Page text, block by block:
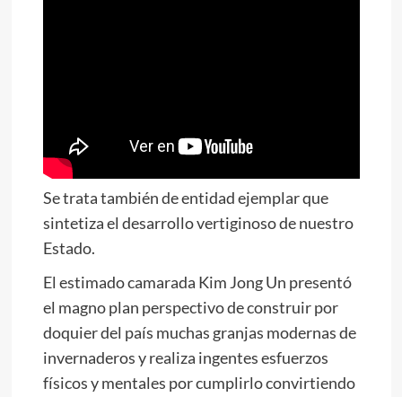
Se trata también de entidad ejemplar que
sintetiza el desarrollo vertiginoso de nuestro
Estado.
El estimado camarada Kim Jong Un presentó
el magno plan perspectivo de construir por
doquier del país muchas granjas modernas de
invernaderos y realiza ingentes esfuerzos
físicos y mentales por cumplirlo convirtiendo